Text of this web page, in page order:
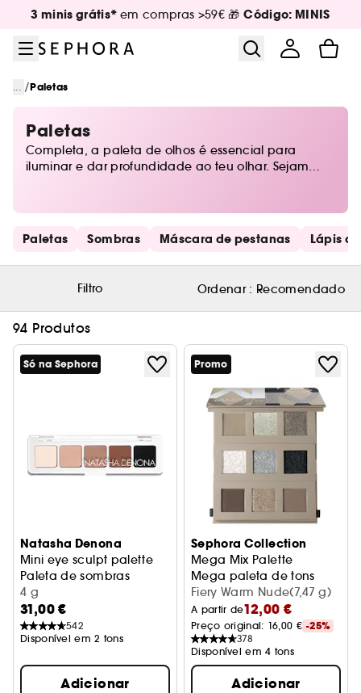
Ir para o menu
Ir para o conteúdo principal
Ir para o rodapé
3 minis grátis* em compras >59€ 🎁Código: MINIS
... /Paletas
Paletas
Completa, a paleta de olhos é essencial para
iluminar e dar profundidade ao teu olhar. Sejam
melhorar o teu look. Maquilhagem nude ou
sofisticada, encontra a tua paleta de sombras
perfeita que jamais sairá da tua rotina de beleza.
Saltar os links rápidos
Paletas Sombras Máscara de pestanas Lápis
Filtro Ordenar : Recomendado
94 Produtos
Só na Sephora
Natasha Denona
Mini eye sculpt palette
Paleta de sombras
4 g
31,00 €
542
Disponível em 2 tons
Adicionar
Promo
Sephora Collection
Mega Mix Palette
Mega paleta de tons
Fiery Warm Nude(7,47 g)
A partir de12,00 €
Preço original: 16,00 € -25%
378
Disponível em 4 tons
Adicionar